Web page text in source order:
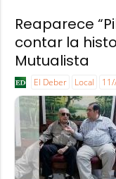
Reaparece
contar la
Mutualista
El Deber Local